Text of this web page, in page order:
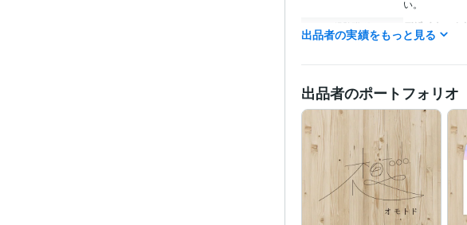
い。
経験職種 デザイナー /
デザイナー /
マーケティン
株式会社鼓夢
株式会社明宣社
株式会社オモ
株式会社ネオ
ビジネス・クリエイ
ティブツール
Wix:5年
Lightroom:5年
出品者の実績をもっと見る
出品者のポートフォリオ